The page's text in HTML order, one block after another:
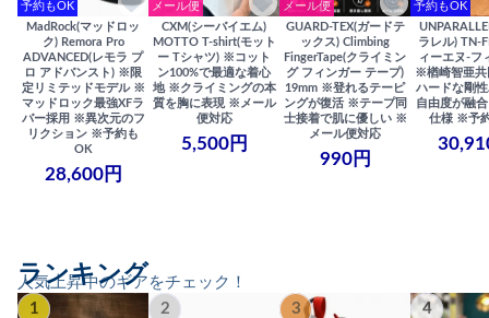
予約もOK
MadRock(マッドロッ
ク) Remora Pro
ADVANCED(レモラ プ
ロ アドバンスト) ※限
定リミテッドモデル ※
マッドロック最強XFラ
バー採用 ※異次元のフ
リクション ※予約も
OK
28,600円
メール便
CXM(シーバイエム)
MOTTO T-shirt(モット
ー Tシャツ) ※コット
ン100%で最適な着心
地 ※クライミングの本
質を胸に表現 ※メール
便対応
5,500円
メール便
GUARD-TEX(ガードテ
ックス) Climbing
FingerTape(クライミン
グ フィンガー テープ)
19mm ※登れるテーピ
ングが復活 ※テープ同
士接着で肌に優しい ※
メール便対応
990円
予約もOK
ラレル) TN-
ィーエヌ-フ
※楢崎智亜
ハードな剛
自由度が融
仕様 ※予
人気上昇中のギアをチェック！
ランキング
1 2 3 4